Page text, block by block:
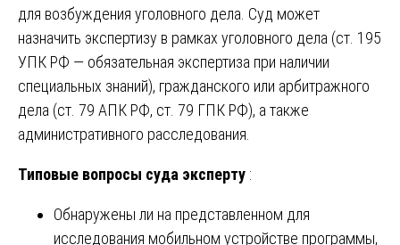
для возбуждения уголовного дела. Суд может
назначить экспертизу в рамках уголовного дела (ст. 195
УПК РФ — обязательная экспертиза при наличии
специальных знаний), гражданского или арбитражного
дела (ст. 79 АПК РФ, ст. 79 ГПК РФ), а также
административного расследования.
Типовые вопросы суда эксперту :
Обнаружены ли на представленном для
исследования мобильном устройстве программы,